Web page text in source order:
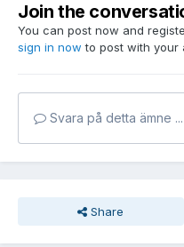
Join the
You can post now and
sign in now to post with your
Svara på detta ämne ...
Share